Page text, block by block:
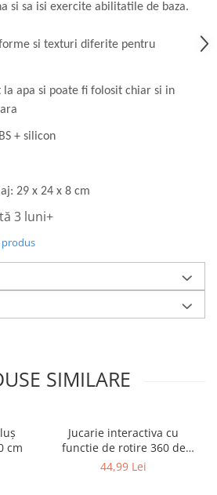
si sa isi exercite abilitatile de baza.
si texturi diferite pentru
la apa si poate fi folosit chiar si in
+ silicon
29 x 24 x 8 cm
3 luni+
SIMILARE
cm
Jucarie interactiva cu
functie de rotire 360 de
grade si lumini, Omida
44,99 Lei